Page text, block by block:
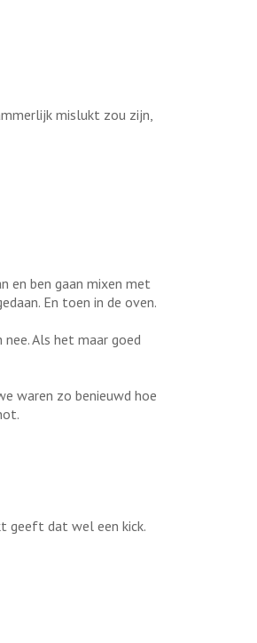
mislukt zou zijn,
en ben gaan mixen met
En toen in de oven.
Als het maar goed
waren zo benieuwd hoe
geeft dat wel een kick.